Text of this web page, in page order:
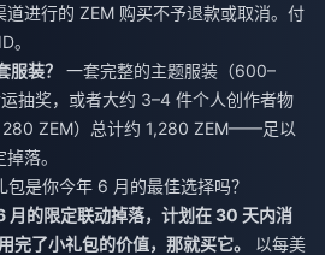
进行的 ZEM 购买不予退款或取消。付
。
装？
一套完整的主题服装（600–
抽奖，或者大约 3–4 件个人创作者物
280 ZEM）总计约 1,280 ZEM——足以
落。
是你今年 6 月的最佳选择吗？
月的限定联动掉落，计划在 30 天内消
完了小礼包的价值，那就买它。
以每美